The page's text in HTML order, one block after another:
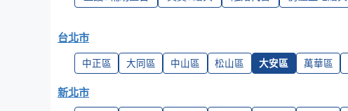
台北市
中正區 大同區 中山區 松山區 大安區 萬華區
新北市